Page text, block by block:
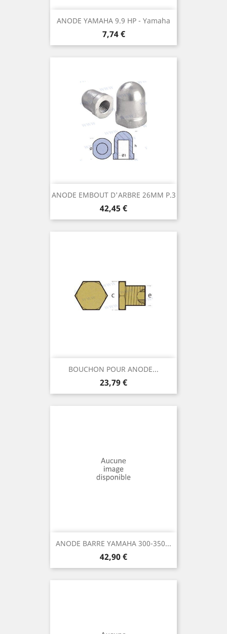
ANODE YAMAHA 9.9 HP - Yamaha
Prix
7,74 €
ANODE EMBOUT D'ARBRE 26MM P.3
Prix
42,45 €
BOUCHON POUR ANODE...
Prix
23,79 €
ANODE BARRE YAMAHA 300-350...
Prix
42,90 €